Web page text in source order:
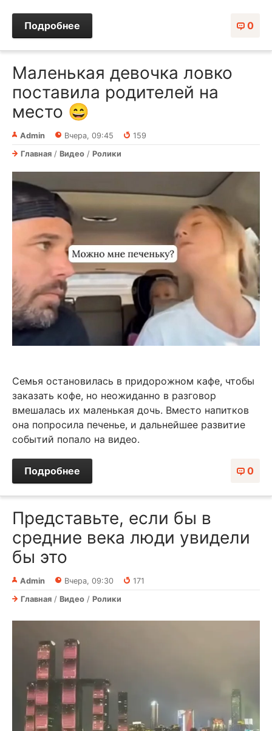
0
Подробнее
Маленькая девочка ловко
поставила родителей на
место 😄
Admin Вчера, 09:45
159
Главная / Видео / Ролики
Семья остановилась в придорожном кафе, чтобы
заказать кофе, но неожиданно в разговор
вмешалась их маленькая дочь. Вместо напитков
она попросила печенье, и дальнейшее развитие
событий попало на видео.
0
Подробнее
Представьте, если бы в
средние века люди увидели
бы это
Admin Вчера, 09:30
171
Главная / Видео / Ролики